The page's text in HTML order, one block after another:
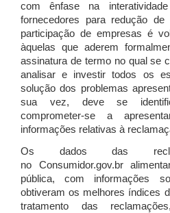
com ênfase na
fornecedores para redução
participação de empresas é
àquelas que aderem
assinatura de termo no qual se
analisar e investir todos os
solução dos problemas
sua vez, deve se
comprometer-se a
informações relativas à
Os dados das
no Consumidor.gov.br
pública, com informações
obtiveram os melhores índices
tratamento das